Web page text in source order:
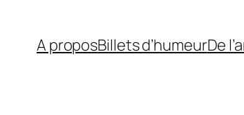
A proposBillets d’humeurDe